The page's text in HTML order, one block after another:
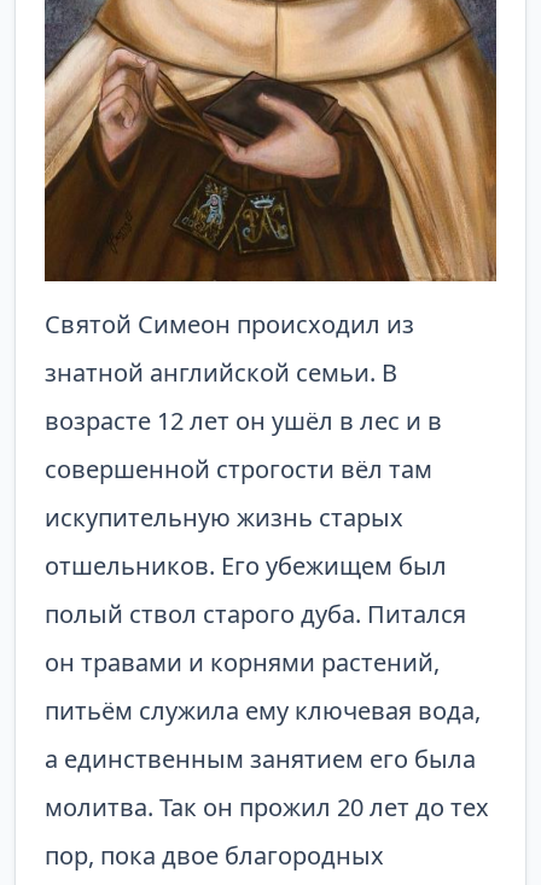
Святой Симеон происходил из
знатной английской семьи. В
возрасте 12 лет он ушёл в лес и в
совершенной строгости вёл там
искупительную жизнь старых
отшельников. Его убежищем был
полый ствол старого дуба. Питался
он травами и корнями растений,
питьём служила ему ключевая вода,
а единственным занятием его была
молитва. Так он прожил 20 лет до тех
пор, пока двое благородных